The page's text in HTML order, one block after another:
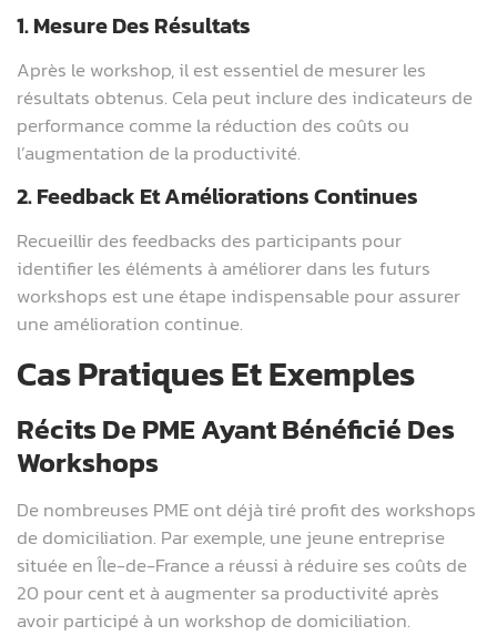
1. Mesure Des Résultats
Après le workshop, il est essentiel de mesurer les
résultats obtenus. Cela peut inclure des indicateurs de
performance comme la réduction des coûts ou
l’augmentation de la productivité.
2. Feedback Et Améliorations Continues
Recueillir des feedbacks des participants pour
identifier les éléments à améliorer dans les futurs
workshops est une étape indispensable pour assurer
une amélioration continue.
Cas Pratiques Et Exemples
Récits De PME Ayant Bénéficié Des
Workshops
De nombreuses PME ont déjà tiré profit des workshops
de domiciliation. Par exemple, une jeune entreprise
située en Île-de-France a réussi à réduire ses coûts de
20 pour cent et à augmenter sa productivité après
avoir participé à un workshop de domiciliation.